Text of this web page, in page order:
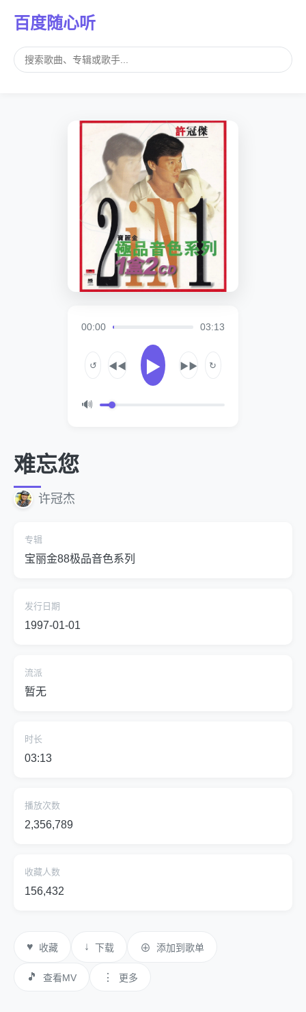
百度随心听
00:00 03:13
↺ ◀◀ ▶ ▶▶ ↻
🔊
难忘您
许冠杰
专辑
宝丽金88极品音色系列
发行日期
1997-01-01
流派
暂无
时长
03:13
播放次数
2,356,789
收藏人数
156,432
♥ 收藏 ↓ 下载 ⊕ 添加到歌单
🎵 查看MV ⋮ 更多